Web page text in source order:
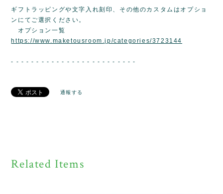
ギフトラッピングや文字入れ刻印、その他のカスタムはオプショ
ンにてご選択ください。
オプション一覧
https://www.maketousroom.jp/categories/3723144
- - - - - - - - - - - - - - - - - - - - - - - - -
通報する
Related Items